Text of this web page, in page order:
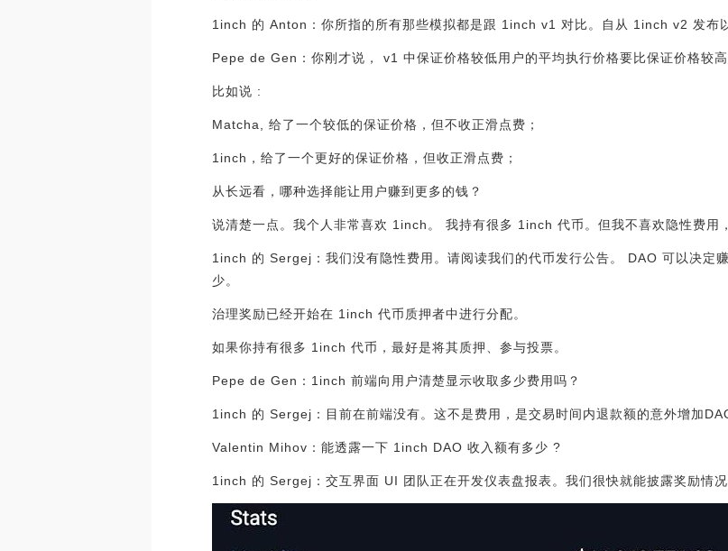
1inch 的 Anton：你所指的所有那些模拟都是跟 1inch v1 对比。自从 1inch v2 发布
Pepe de Gen：你刚才说， v1 中保证价格较低用户的平均执行价格要比保证价格较
比如说 :
Matcha, 给了一个较低的保证价格，但不收正滑点费；
1inch，给了一个更好的保证价格，但收正滑点费；
从长远看，哪种选择能让用户赚到更多的钱？
说清楚一点。我个人非常喜欢 1inch。 我持有很多 1inch 代币。但我不喜欢隐性费用
1inch 的 Sergej：我们没有隐性费用。请阅读我们的代币发行公告。 DAO 可以决定
少。
治理奖励已经开始在 1inch 代币质押者中进行分配。
如果你持有很多 1inch 代币，最好是将其质押、参与投票。
Pepe de Gen：1inch 前端向用户清楚显示收取多少费用吗？
1inch 的 Sergej：目前在前端没有。这不是费用，是交易时间内退款额的意外增加
Valentin Mihov：能透露一下 1inch DAO 收入额有多少 ?
1inch 的 Sergej：交互界面 UI 团队正在开发仪表盘报表。我们很快就能披露奖励情况